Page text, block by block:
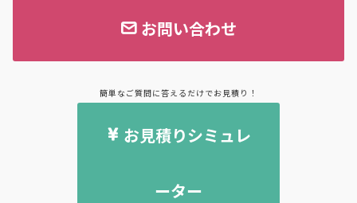
お問い合わせ
簡単なご質問に答えるだけでお見積り！
お見積りシミュレ
ーター